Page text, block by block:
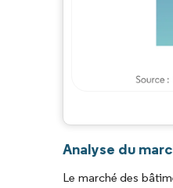
Analyse du
Le marché des